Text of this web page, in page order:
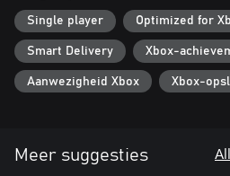
Single player Optimized for
Smart Delivery Xbox-
Aanwezigheid Xbox Xbox-
Meer suggesties